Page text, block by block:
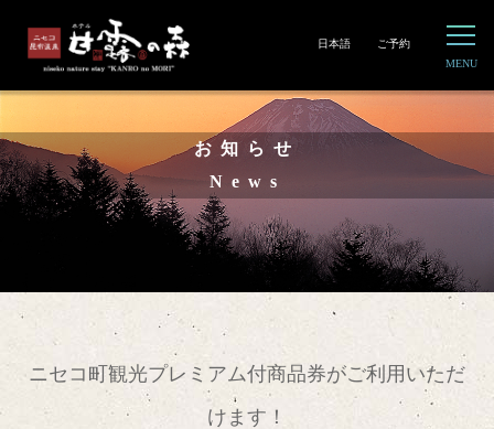
ご予約
日本語
お知らせ
News
ニセコ町観光プレミアム付商品券がご利用いただ
けます！